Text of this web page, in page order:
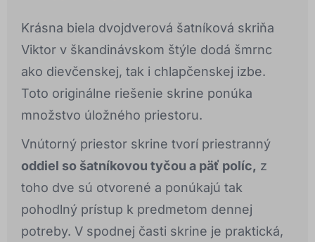
Krásna biela dvojdverová šatníková skriňa
Viktor v škandinávskom štýle dodá šmrnc
ako dievčenskej, tak i chlapčenskej izbe.
Toto originálne riešenie skrine ponúka
množstvo úložného priestoru.
Vnútorný priestor skrine tvorí priestranný
oddiel so šatníkovou tyčou a päť políc, z
toho dve sú otvorené a ponúkajú tak
pohodlný prístup k predmetom dennej
potreby. V spodnej časti skrine je praktická,